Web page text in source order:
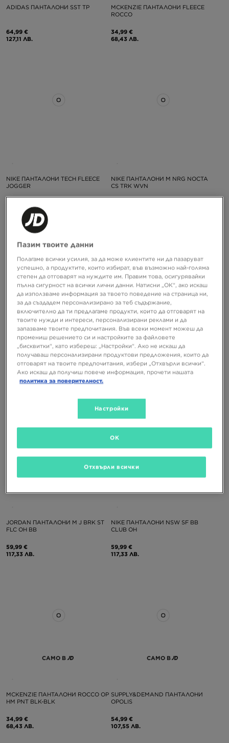
ADIDAS ПАНТАЛОНИ SST TP
64,99 €
127,11 ЛВ.
MCKENZIE ПАНТАЛОНИ FLEECE
ROCCO
34,99 €
68,43 ЛВ.
NIKE ПАНТАЛОНИ TECH FLEECE
JOGGER
195,56 ЛВ.
NIKE ПАНТАЛОНИ M NRG NOCTA
CS TRK WVN
САМО В
ADIDAS ПАНТАЛОНИ CS BD PANT
54,99 €
107,55 ЛВ.
САМО В
NIKE ПАНТАЛОНИ M NK TCH MIX
JGGR
99,99 €
JORDAN ПАНТАЛОНИ M J BRK ST
FLC OH BB
59,99 €
117,33 ЛВ.
NIKE ПАНТАЛОНИ NSW SF BB
CLUB OH
59,99 €
117,33 ЛВ.
САМО В
MCKENZIE ПАНТАЛОНИ ROCCO OP
HM PNT BLK-BLK
34,99 €
68,43 ЛВ.
САМО В
SUPPLY&DEMAND ПАНТАЛОНИ
OPOLIS
54,99 €
107,55 ЛВ.
Пазим твоите данни
Полагаме всички усилия, за да може клиентите ни да пазаруват
успешно, а продуктите, които избират, във възможно най-голяма
степен да отговарят на нуждите им. Правим това, осигурявайки
пълна сигурност на всички лични данни. Натисни „ОК“, ако искаш
да използваме информация за твоето поведение на страница ни,
за да създадем персонализирано за теб съдържание,
включително да ти предлагаме продукти, които да отговарят на
твоите нужди и интереси, персонализирани реклами и да
запазваме твоите предпочитания. Във всеки момент можеш да
промениш решението си и настройките за файловете
„бисквитки“, като избереш: „Настройки“. Ако не искаш да
получаваш персонализирани продуктови предложения, които да
отговарят на твоите предпочитания, избери „Отхвърли всички“.
Ако искаш да получиш повече информация, прочети нашата
политика за поверителност.
Настройки
Отхвърли всички
OK